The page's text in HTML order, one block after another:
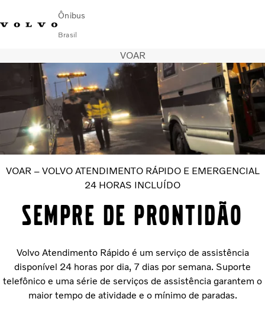
Ônibus
Brasil
Encontrar concessionáriaVolvo Connect
Fretamento e Rodoviário
Serviços
Sobre Nós
Fale com a Volvo
VOAR
VOAR – VOLVO ATENDIMENTO RÁPIDO E EMERGENCIAL
24 HORAS INCLUÍDO
SEMPRE DE PRONTIDÃO
Volvo Atendimento Rápido é um serviço de assistência
disponível 24 horas por dia, 7 dias por semana. Suporte
telefônico e uma série de serviços de assistência garantem o
maior tempo de atividade e o mínimo de paradas.